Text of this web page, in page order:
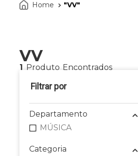
VV
VV
1 Produto
Departamento
MÚSICA
Categoria